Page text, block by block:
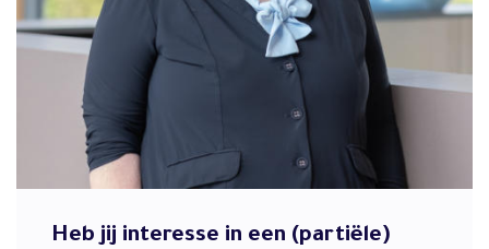
Heb jij interesse in een (partiële)